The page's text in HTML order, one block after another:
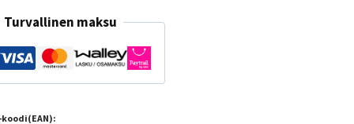
Turvallinen maksu
koodi(EAN):